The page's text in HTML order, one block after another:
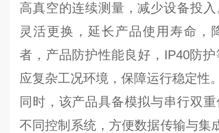
高真空的连续测量，减少设备投
灵活更换，延长产品使用寿命，
者，产品防护性能良好， IP40防护
应复杂工况环境，保障运行稳定性
同时，该产品具备模拟与串行双
不同控制系统，方便数据传输与集